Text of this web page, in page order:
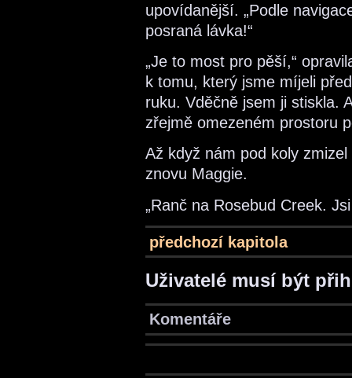
upovídanější. „Podle
posraná lávka!“
„Je to most pro pěší,“
k tomu, který jsme míjeli
ruku. Vděčně jsem ji stiskla.
zřejmě omezeném prostoru
Až když nám pod koly
znovu Maggie.
„Ranč na Rosebud Creek.
předchozí kapitola
Uživatelé musí být
Komentáře